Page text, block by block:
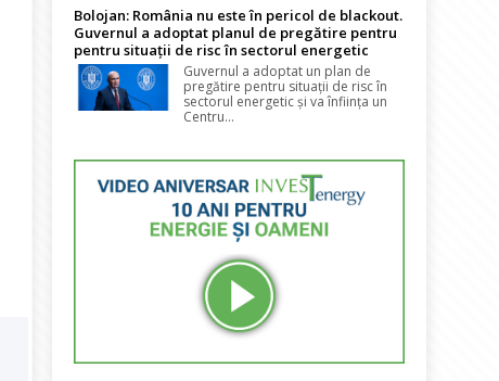
Bolojan: România nu este în pericol de blackout.
Guvernul a adoptat planul de pregătire pentru
pentru situații de risc în sectorul energetic
Guvernul a adoptat un plan de
pregătire pentru situații de risc în
sectorul energetic și va înființa un
Centru...